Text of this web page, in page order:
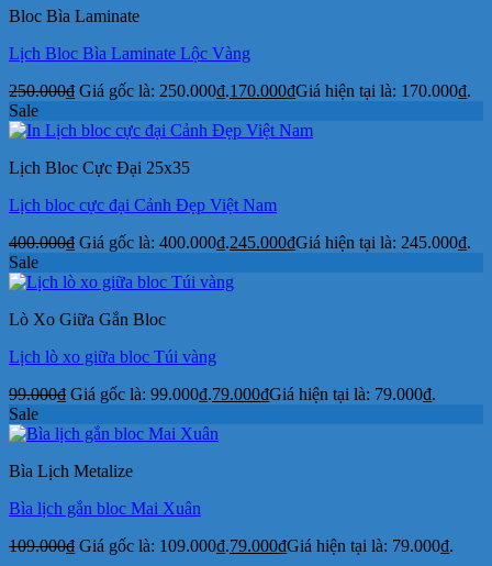
Bloc Bìa Laminate
Lịch Bloc Bìa Laminate Lộc Vàng
250.000₫ Giá gốc là: 250.000₫.170.000₫Giá hiện tại là: 170.000₫.
Sale
Lịch Bloc Cực Đại 25x35
Lịch bloc cực đại Cảnh Đẹp Việt Nam
400.000₫ Giá gốc là: 400.000₫.245.000₫Giá hiện tại là: 245.000₫.
Sale
Lò Xo Giữa Gắn Bloc
Lịch lò xo giữa bloc Túi vàng
99.000₫ Giá gốc là: 99.000₫.79.000₫Giá hiện tại là: 79.000₫.
Sale
Bìa Lịch Metalize
Bìa lịch gắn bloc Mai Xuân
109.000₫ Giá gốc là: 109.000₫.79.000₫Giá hiện tại là: 79.000₫.